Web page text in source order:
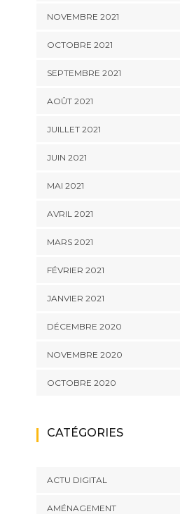
NOVEMBRE 2021
OCTOBRE 2021
SEPTEMBRE 2021
AOÛT 2021
JUILLET 2021
JUIN 2021
MAI 2021
AVRIL 2021
MARS 2021
FÉVRIER 2021
JANVIER 2021
DÉCEMBRE 2020
NOVEMBRE 2020
OCTOBRE 2020
CATÉGORIES
ACTU DIGITAL
AMÉNAGEMENT